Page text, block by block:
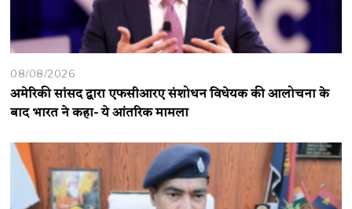
08/08/2026
अमेरिकी सांसद द्वारा एफसीआरए संशोधन विधेयक की आलोचना के
बाद भारत ने कहा- ये आंतरिक मामला